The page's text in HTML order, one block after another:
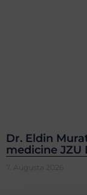
Dr. Eldin
medicine JZU
7. Augusta 2026.